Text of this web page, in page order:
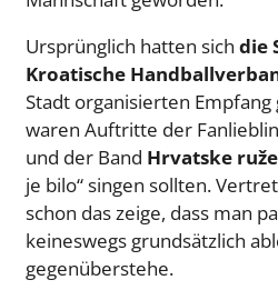
Ursprünglich hatten sich die
Kroatische
Stadt organisierten Empfang
waren Auftritte der
und der Band Hrvatske ruže
je bilo“ singen sollten.
schon das zeige, dass man
keineswegs grundsätzlich
gegenüberstehe.